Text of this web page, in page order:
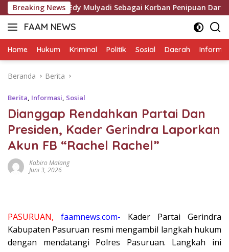
Langsung
ke
konten
Breaking News
Edy Mulyadi Sebagai Korban Penipuan Dari Jaringan
FAAM NEWS
Mengungkap
Mengawal
Home Hukum Kriminal Politik Sosial Daerah
Beranda Berita
Berita, Informasi, Sosial
Dianggap Rendahkan Partai Dan
Presiden, Kader Gerindra Laporkan
Akun FB “Rachel Rachel”
Kabiro Malang
Juni 3, 2026
PASURUAN, faamnews.com- Kader Partai Gerindra
Kabupaten Pasuruan resmi mengambil langkah hukum
dengan mendatangi Polres Pasuruan. Langkah ini